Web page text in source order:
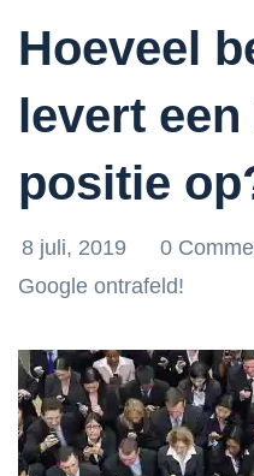
Hoeveel
levert een
positie
8 juli, 2019 0
Google ontrafeld!